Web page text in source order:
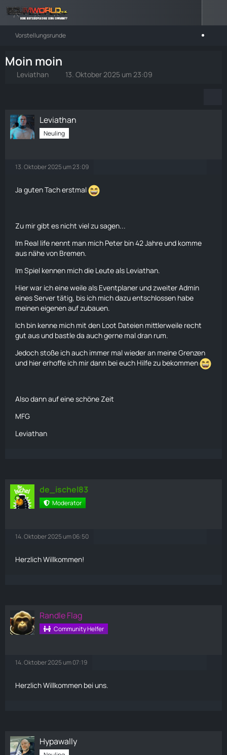
Vorstellungsrunde
Moin moin
Leviathan 13. Oktober 2025 um 23:09
Leviathan
Neuling
13. Oktober 2025 um 23:09
Ja guten Tach erstmal
Zu mir gibt es nicht viel zu sagen...
Im Real life nennt man mich Peter bin 42 Jahre und komme
aus nähe von Bremen.
Im Spiel kennen mich die Leute als Leviathan.
Hier war ich eine weile als Eventplaner und zweiter Admin
eines Server tätig, bis ich mich dazu entschlossen habe
meinen eigenen auf zubauen.
Ich bin kenne mich mit den Loot Dateien mittlerweile recht
gut aus und bastle da auch gerne mal dran rum.
Jedoch stoße ich auch immer mal wieder an meine Grenzen
und hier erhoffe ich mir dann bei euch Hilfe zu bekommen
Also dann auf eine schöne Zeit
MFG
Leviathan
de_ischel83
Moderator
14. Oktober 2025 um 06:50
Herzlich Willkommen!
Randle Flag
Community Helfer
14. Oktober 2025 um 07:19
Herzlich Willkommen bei uns.
Hypawally